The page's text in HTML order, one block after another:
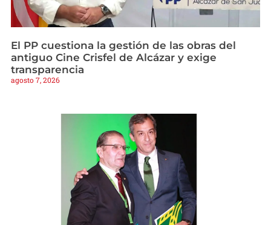
El PP cuestiona la gestión de las obras del
antiguo Cine Crisfel de Alcázar y exige
transparencia
agosto 7, 2026